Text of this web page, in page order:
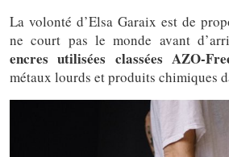
La volonté d’Elsa Garaix est de
ne court pas le monde avant
encres utilisées classées AZO-
métaux lourds et produits chimiques